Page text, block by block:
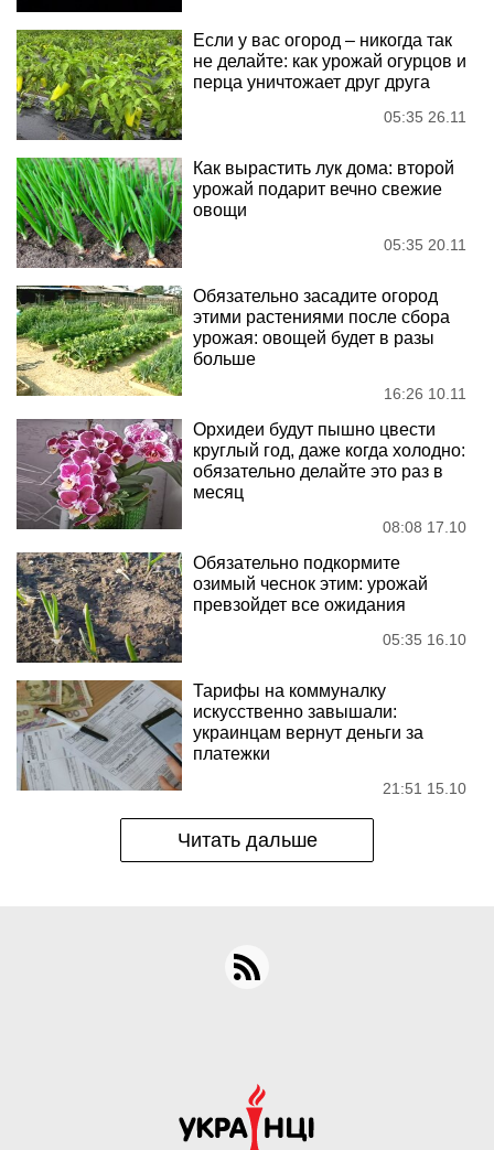
Если у вас огород – никогда так
не делайте: как урожай огурцов и
перца уничтожает друг друга
05:35 26.11
Как вырастить лук дома: второй
урожай подарит вечно свежие
овощи
05:35 20.11
Обязательно засадите огород
этими растениями после сбора
урожая: овощей будет в разы
больше
16:26 10.11
Орхидеи будут пышно цвести
круглый год, даже когда холодно:
обязательно делайте это раз в
месяц
08:08 17.10
Обязательно подкормите
озимый чеснок этим: урожай
превзойдет все ожидания
05:35 16.10
Тарифы на коммуналку
искусственно завышали:
украинцам вернут деньги за
платежки
21:51 15.10
Читать дальше